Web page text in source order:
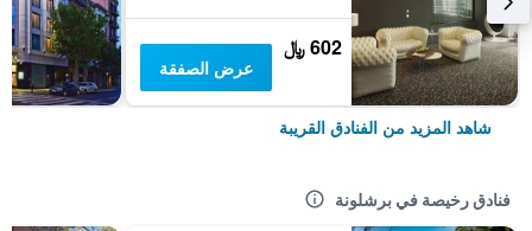
602 ﷼
عرض الصفقة
شاهد المزيد من الفنادق القريبة
فنادق رخيصة في برشلونة